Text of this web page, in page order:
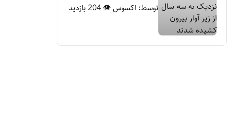
توسط: اکسوس👁 204 بازدید